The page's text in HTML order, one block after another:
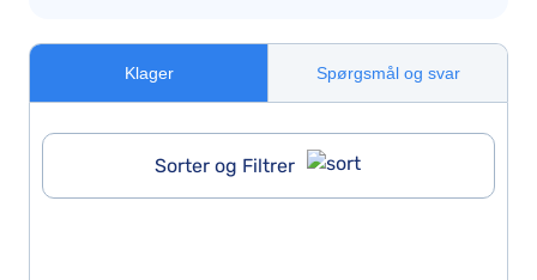
Klager Spørgsmål og svar
Sorter og Filtrer